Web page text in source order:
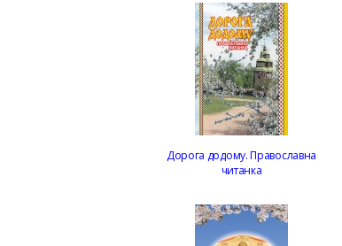
Дорога додому. Православна
читанка